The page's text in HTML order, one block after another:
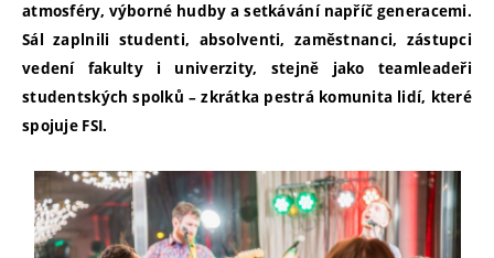
atmosféry, výborné hudby a setkávání napříč generacemi.
Sál zaplnili studenti, absolventi, zaměstnanci, zástupci
vedení fakulty i univerzity, stejně jako teamleadeři
studentských spolků – zkrátka pestrá komunita lidí, které
spojuje FSI.